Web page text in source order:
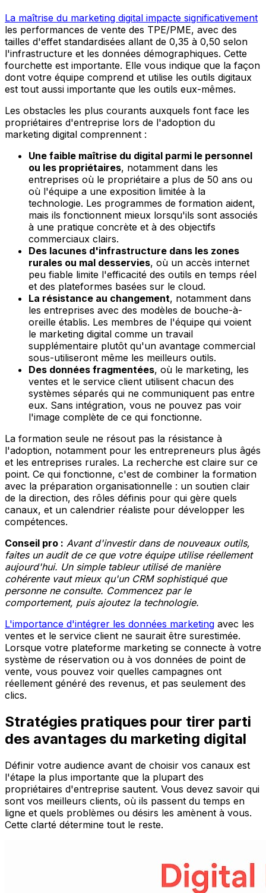
La maîtrise du marketing digital impacte significativement
les performances de vente des TPE/PME, avec des
tailles d'effet standardisées allant de 0,35 à 0,50 selon
l'infrastructure et les données démographiques. Cette
fourchette est importante. Elle vous indique que la façon
dont votre équipe comprend et utilise les outils digitaux
est tout aussi importante que les outils eux-mêmes.
Les obstacles les plus courants auxquels font face les
propriétaires d'entreprise lors de l'adoption du
marketing digital comprennent :
Une faible maîtrise du digital parmi le personnel
ou les propriétaires, notamment dans les
entreprises où le propriétaire a plus de 50 ans ou
où l'équipe a une exposition limitée à la
technologie. Les programmes de formation aident,
mais ils fonctionnent mieux lorsqu'ils sont associés
à une pratique concrète et à des objectifs
commerciaux clairs.
Des lacunes d'infrastructure dans les zones
rurales ou mal desservies, où un accès internet
peu fiable limite l'efficacité des outils en temps réel
et des plateformes basées sur le cloud.
La résistance au changement, notamment dans
les entreprises avec des modèles de bouche-à-
oreille établis. Les membres de l'équipe qui voient
le marketing digital comme un travail
supplémentaire plutôt qu'un avantage commercial
sous-utiliseront même les meilleurs outils.
Des données fragmentées, où le marketing, les
ventes et le service client utilisent chacun des
systèmes séparés qui ne communiquent pas entre
eux. Sans intégration, vous ne pouvez pas voir
l'image complète de ce qui fonctionne.
La formation seule ne résout pas la résistance à
l'adoption, notamment pour les entrepreneurs plus âgés
et les entreprises rurales. La recherche est claire sur ce
point. Ce qui fonctionne, c'est de combiner la formation
avec la préparation organisationnelle : un soutien clair
de la direction, des rôles définis pour qui gère quels
canaux, et un calendrier réaliste pour développer les
compétences.
Conseil pro : Avant d'investir dans de nouveaux outils,
faites un audit de ce que votre équipe utilise réellement
aujourd'hui. Un simple tableur utilisé de manière
cohérente vaut mieux qu'un CRM sophistiqué que
personne ne consulte. Commencez par le
comportement, puis ajoutez la technologie.
L'importance d'intégrer les données marketing avec les
ventes et le service client ne saurait être surestimée.
Lorsque votre plateforme marketing se connecte à votre
système de réservation ou à vos données de point de
vente, vous pouvez voir quelles campagnes ont
réellement généré des revenus, et pas seulement des
clics.
Stratégies pratiques pour tirer parti
des avantages du marketing digital
Définir votre audience avant de choisir vos canaux est
l'étape la plus importante que la plupart des
propriétaires d'entreprise sautent. Vous devez savoir qui
sont vos meilleurs clients, où ils passent du temps en
ligne et quels problèmes ou désirs les amènent à vous.
Cette clarté détermine tout le reste.